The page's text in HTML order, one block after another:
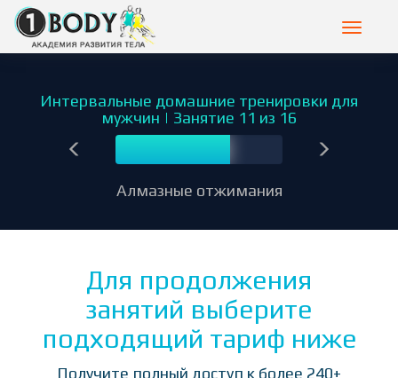
Toggle
Интервальные домашние тренировки для
мужчин | Занятие 11 из 16
Алмазные отжимания
Для продолжения
занятий выберите
подходящий тариф ниже
Получите полный доступ к более 240+